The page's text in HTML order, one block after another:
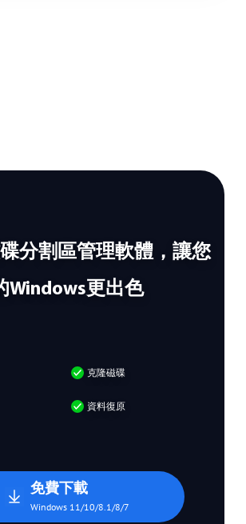
分割區管理軟體，讓您
Windows更出色
克隆磁碟
資料復原
免費下載
Windows 11/10/8.1/8/7